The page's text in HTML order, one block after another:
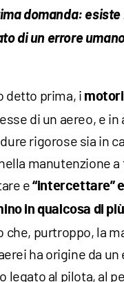
domanda:
di un errore
detto prima, i motori
di un aereo, e in
rigorose sia in
manutenzione a
e“intercettare”
in qualcosa di
che, purtroppo, la
ha origine da un
legato al pilota, al